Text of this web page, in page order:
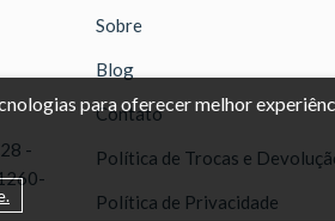
-
Sobre
Blog
Contato
Política de Trocas e
Política de Privacidade
para oferecer melhor